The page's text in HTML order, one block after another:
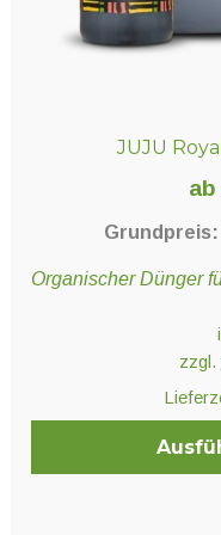
JUJU
ab
Grundpreis:
Organischer Dünger
zzgl.